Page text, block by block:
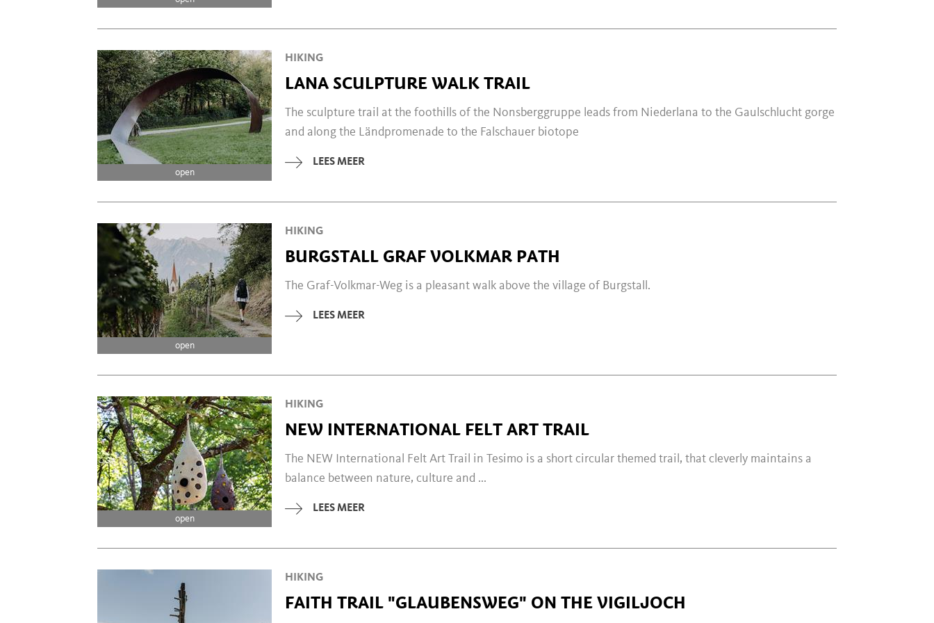
open
HIKING
LANA SCULPTURE WALK TRAIL
The sculpture trail at the foothills of the Nonsberggruppe leads from Niederlana to the Gaulschlucht gorge
and along the Ländpromenade to the Falschauer biotope
LEES MEER
open
HIKING
BURGSTALL GRAF VOLKMAR PATH
The Graf-Volkmar-Weg is a pleasant walk above the village of Burgstall.
LEES MEER
open
HIKING
NEW INTERNATIONAL FELT ART TRAIL
The NEW International Felt Art Trail in Tesimo is a short circular themed trail, that cleverly maintains a
balance between nature, culture and ...
LEES MEER
HIKING
FAITH TRAIL "GLAUBENSWEG" ON THE VIGILJOCH